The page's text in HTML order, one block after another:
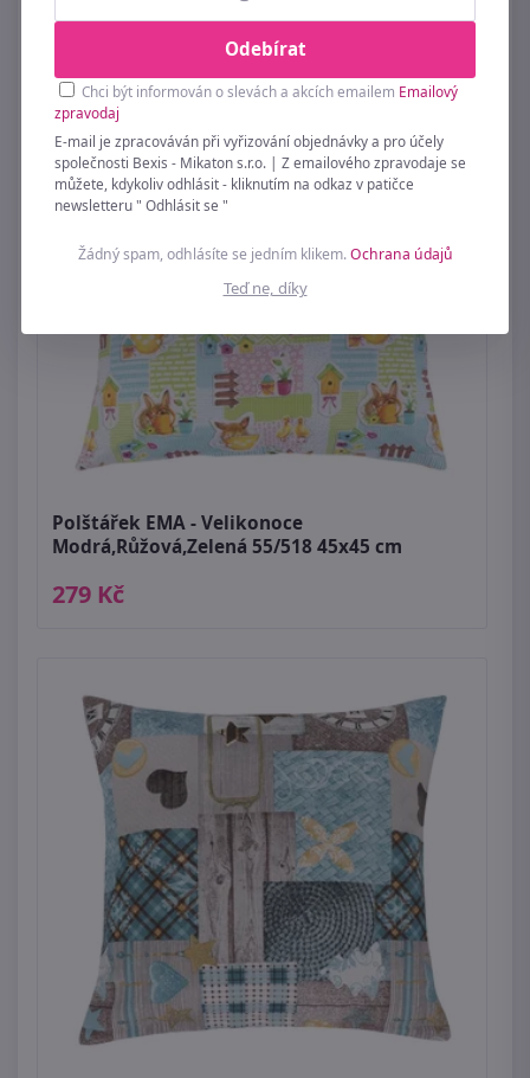
229 Kč
Polštářek EMA - Velikonoce
Modrá,Růžová,Zelená 55/518 45x45 cm
279 Kč
Odebírat
Chci být informován o slevách a akcích emailem Emailový
zpravodaj
E-mail je zpracováván při vyřizování objednávky a pro účely
společnosti Bexis - Mikaton s.r.o. | Z emailového zpravodaje se
můžete, kdykoliv odhlásit - kliknutím na odkaz v patičce
newsletteru " Odhlásit se "
Žádný spam, odhlásíte se jedním klikem.Ochrana údajů
Teď ne, díky